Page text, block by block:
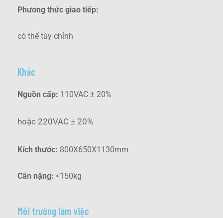
Phương thức giao tiếp:
có thể tùy chỉnh
Khác
Nguồn cấp: 110VAC ± 20%
hoặc 220VAC ± 20%
Kích thước: 800X650X1130mm
Cân nặng: <150kg
Môi trường làm việc